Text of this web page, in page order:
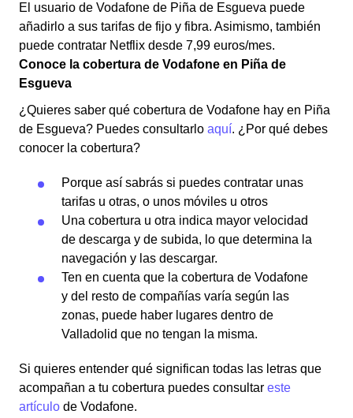
El usuario de Vodafone de Piña de Esgueva puede
añadirlo a sus tarifas de fijo y fibra. Asimismo, también
puede contratar Netflix desde 7,99 euros/mes.
Conoce la cobertura de Vodafone en Piña de
Esgueva
¿Quieres saber qué cobertura de Vodafone hay en Piña
de Esgueva? Puedes consultarlo aquí. ¿Por qué debes
conocer la cobertura?
Porque así sabrás si puedes contratar unas
tarifas u otras, o unos móviles u otros
Una cobertura u otra indica mayor velocidad
de descarga y de subida, lo que determina la
navegación y las descargar.
Ten en cuenta que la cobertura de Vodafone
y del resto de compañías varía según las
zonas, puede haber lugares dentro de
Valladolid que no tengan la misma.
Si quieres entender qué significan todas las letras que
acompañan a tu cobertura puedes consultar este
artículo de Vodafone.